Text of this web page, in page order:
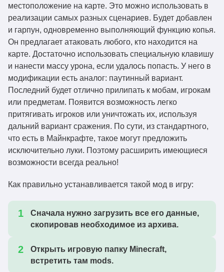
местоположение на карте. Это можно использовать в
реализации самых разных сценариев. Будет добавлен
и гарпун, одновременно выполняющий функцию копья.
Он предлагает атаковать любого, кто находится на
карте. Достаточно использовать специальную клавишу
и нанести массу урона, если удалось попасть. У него в
модификации есть аналог: паутинный вариант.
Последний будет отлично прилипать к мобам, игрокам
или предметам. Появится возможность легко
притягивать игроков или уничтожать их, используя
дальний вариант сражения. По сути, из стандартного,
что есть в Майнкрафте, такое могут предложить
исключительно луки. Поэтому расширить имеющиеся
возможности всегда реально!
Как правильно устанавливается такой мод в игру:
Сначала нужно загрузить все его данные,
скопировав необходимое из архива.
Открыть игровую папку Minecraft,
встретить там mods.